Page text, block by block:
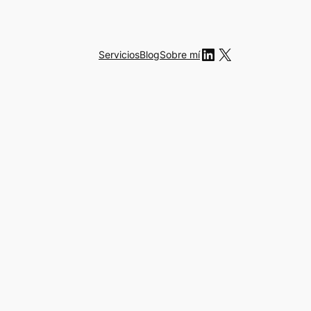
ServiciosBlogSobre míLinkedIn
X